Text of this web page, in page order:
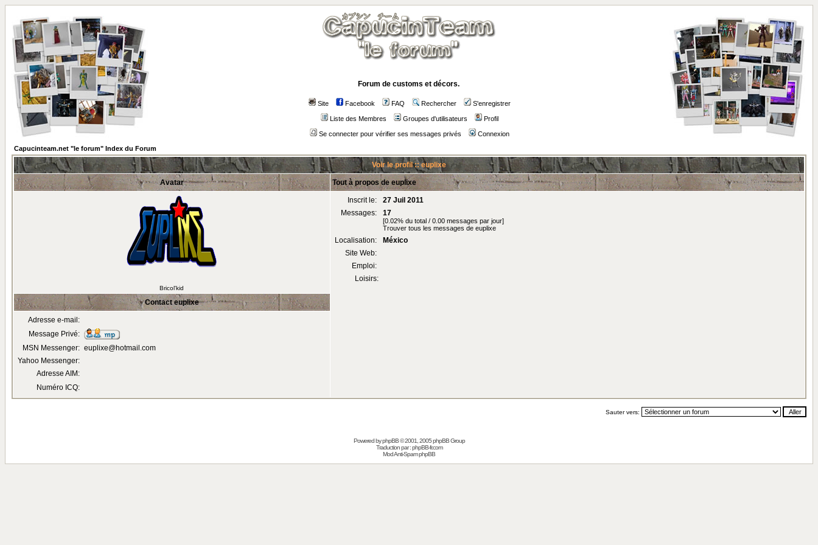
Forum de customs et décors.
Site Facebook FAQ Rechercher S'enregistrer
Liste des Membres Groupes d'utilisateurs Profil
Se connecter pour vérifier ses messages privés
Connexion
Capucinteam.net "le forum" Index du Forum
Voir le profil :: euplixe
Avatar Tout à propos de euplixe
Bricol'kid
Inscrit le:
27 Juil 2011
Messages:
17
[0.02% du total / 0.00 messages par jour]
Trouver tous les messages de euplixe
Localisation:
México
Site Web:
Emploi:
Loisirs:
Contact euplixe
Adresse e-mail:
Message Privé:
MSN Messenger: euplixe@hotmail.com
Yahoo Messenger:
Adresse AIM:
Numéro ICQ:
Sauter vers:
Powered byphpBB© 2001, 2005 phpBB Group
Traduction par :phpBB-fr.com
Mod Anti-Spam phpBB